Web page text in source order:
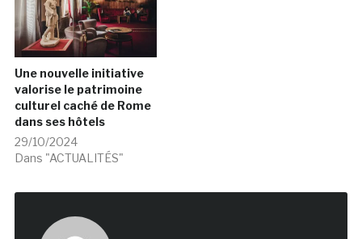
Une nouvelle initiative
valorise le patrimoine
culturel caché de Rome
dans ses hôtels
29/10/2024
Dans "ACTUALITÉS"